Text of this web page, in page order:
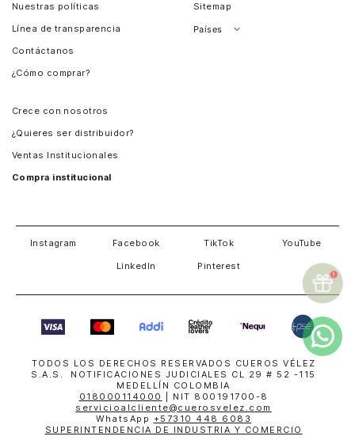
Nuestras políticas
Línea de transparencia
Contáctanos
¿Cómo comprar?
Sitemap
Países
Crece con nosotros
¿Quieres ser distribuidor?
Ventas Institucionales
Compra institucional
Instagram Facebook TikTok YouTube
LinkedIn Pinterest
TODOS LOS DERECHOS RESERVADOS CUEROS VÉLEZ
S.A.S. NOTIFICACIONES JUDICIALES CL 29 # 52 -115
MEDELLÍN COLOMBIA
018000114000
| NIT 800191700-8
servicioalcliente@cuerosvelez.com
WhatsApp +57310 448 6083
SUPERINTENDENCIA DE INDUSTRIA Y COMERCIO